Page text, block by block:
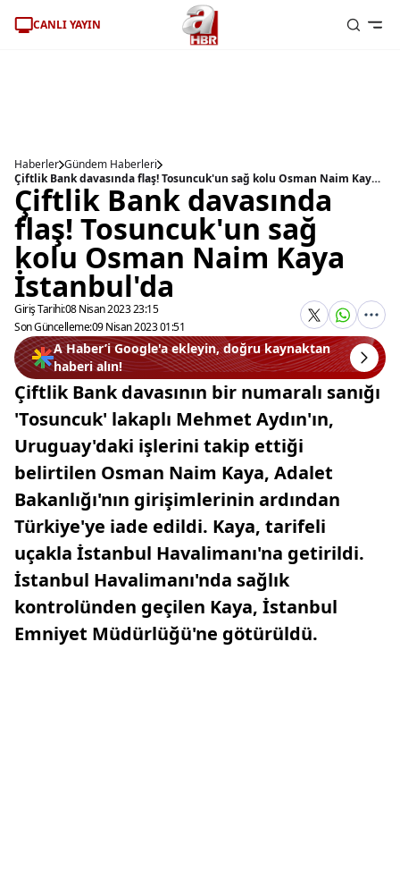
CANLI YAYIN
Haberler Gündem Haberleri
Çiftlik Bank davasında flaş! Tosuncuk'un sağ kolu Osman Naim Kaya İstanbul'da
Çiftlik Bank davasında
flaş! Tosuncuk'un sağ
kolu Osman Naim Kaya
İstanbul'da
Giriş Tarihi:08 Nisan 2023 23:15
Son Güncelleme:09 Nisan 2023 01:51
A Haber’i Google'a ekleyin, doğru kaynaktan
haberi alın!
Çiftlik Bank davasının bir numaralı sanığı
'Tosuncuk' lakaplı Mehmet Aydın'ın,
Uruguay'daki işlerini takip ettiği
belirtilen Osman Naim Kaya, Adalet
Bakanlığı'nın girişimlerinin ardından
Türkiye'ye iade edildi. Kaya, tarifeli
uçakla İstanbul Havalimanı'na getirildi.
İstanbul Havalimanı'nda sağlık
kontrolünden geçilen Kaya, İstanbul
Emniyet Müdürlüğü'ne götürüldü.